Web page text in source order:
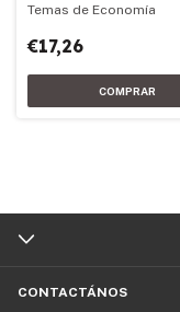
Temas de Economía
€17,26
CONTACTÁNOS